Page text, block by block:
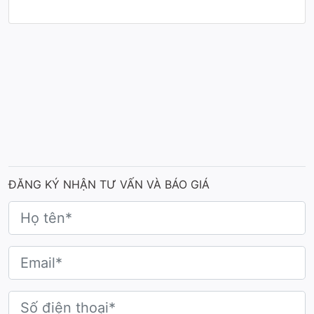
chế tác từ kim loại phủ hạt nano màu, không bám
vân tay, bền không bong tróc.
Kiểu dáng thiết kế tinh xảo: Dáng cúp cao thanh
thoát, phần thân vươn lên mềm mại nhưng mạnh
ĐĂNG KÝ NHẬN TƯ VẤN VÀ BÁO GIÁ